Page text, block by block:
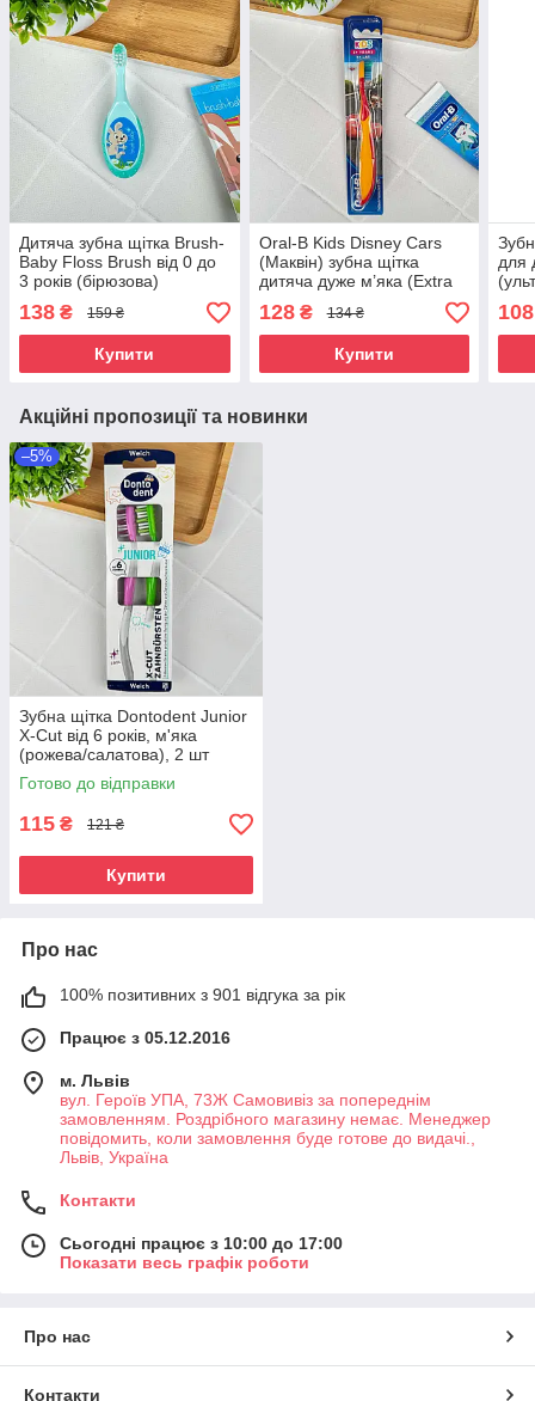
Дитяча зубна щітка Brush-
Baby Floss Brush від 0 до
3 років (бірюзова)
138 ₴ 159 ₴
Купити
Oral-B Kids Disney Cars
(Маквін) зубна щітка
дитяча дуже м’яка (Extra
Soft), від 3 років, 1 шт
128₴ 134 ₴
Купити
для
синя
108
Акційні пропозиції та новинки
–5%
Зубна щітка Dontodent Junior
X-Cut від 6 років, м'яка
(рожева/салатова), 2 шт
Готово до відправки
115 ₴ 121 ₴
Купити
Про нас
100% позитивних з 901 відгука за рік
Працює з 05.12.2016
м. Львів
вул. Героїв УПА, 73Ж Самовивіз за попереднім
замовленням. Роздрібного магазину немає. Менеджер
повідомить, коли замовлення буде готове до видачі.,
Львів, Україна
Контакти
Сьогодні працює з 10:00 до 17:00
Показати весь графік роботи
Про нас
Контакти